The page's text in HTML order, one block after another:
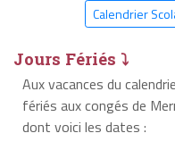
Calendrier
Jours Fériés ⤵
Aux vacances du
fériés aux congés de
dont voici les dates :